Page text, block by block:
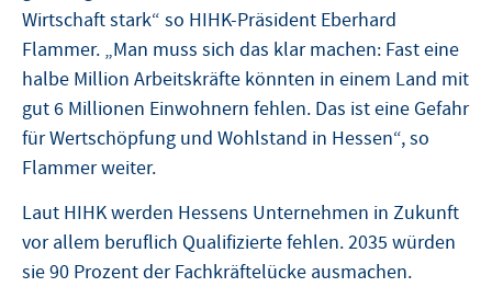
Wirtschaft stark“ so HIHK-Präsident Eberhard
Flammer. „Man muss sich das klar machen: Fast eine
halbe Million Arbeitskräfte könnten in einem Land mit
gut 6 Millionen Einwohnern fehlen. Das ist eine Gefahr
für Wertschöpfung und Wohlstand in Hessen“, so
Flammer weiter.
Laut HIHK werden Hessens Unternehmen in Zukunft
vor allem beruflich Qualifizierte fehlen. 2035 würden
sie 90 Prozent der Fachkräftelücke ausmachen.